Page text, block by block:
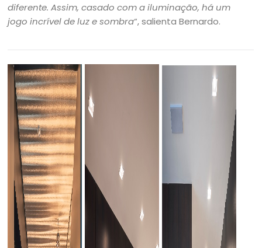
diferente. Assim, casado com a iluminação, há um
jogo incrível de luz e sombra“, salienta Bernardo.